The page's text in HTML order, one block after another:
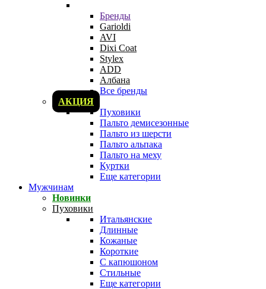
Бренды
Garioldi
AVI
Dixi Coat
Stylex
ADD
Албана
Все бренды
АКЦИЯ
Пуховики
Пальто демисезонные
Пальто из шерсти
Пальто альпака
Пальто на меху
Куртки
Еще категории
Мужчинам
Новинки
Пуховики
Итальянские
Длинные
Кожаные
Короткие
С капюшоном
Стильные
Еще категории